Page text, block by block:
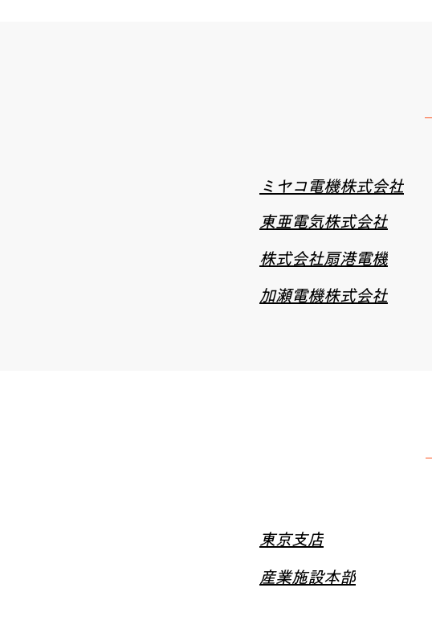
ミヤコ電機株式会社
東亜電気株式会社
株式会社扇港電機
加瀬電機株式会社
東京支店
産業施設本部